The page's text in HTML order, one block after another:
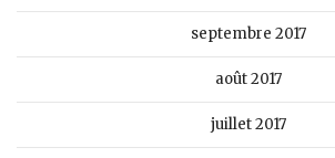
septembre 2017
août 2017
juillet 2017